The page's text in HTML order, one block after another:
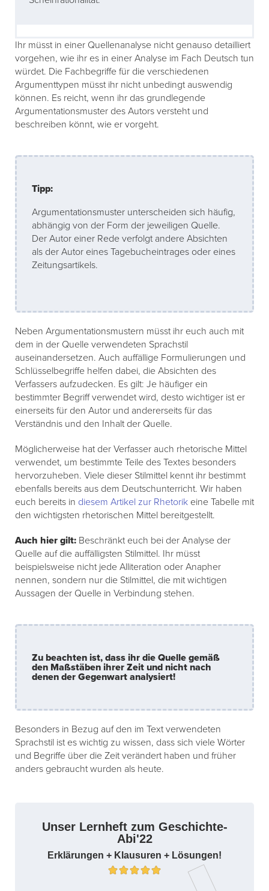
Ihr müsst in einer Quellenanalyse nicht genauso detailliert
vorgehen, wie ihr es in einer Analyse im Fach Deutsch tun
würdet. Die Fachbegriffe für die verschiedenen
Argumenttypen müsst ihr nicht unbedingt auswendig
können. Es reicht, wenn ihr das grundlegende
Argumentationsmuster des Autors versteht und
beschreiben könnt, wie er vorgeht.
Tipp:
Argumentationsmuster unterscheiden sich häufig,
abhängig von der Form der jeweiligen Quelle.
Der Autor einer Rede verfolgt andere Absichten
als der Autor eines Tagebucheintrages oder eines
Zeitungsartikels.
Neben Argumentationsmustern müsst ihr euch auch mit
dem in der Quelle verwendeten Sprachstil
auseinandersetzen. Auch auffällige Formulierungen und
Schlüsselbegriffe helfen dabei, die Absichten des
Verfassers aufzudecken. Es gilt: Je häufiger ein
bestimmter Begriff verwendet wird, desto wichtiger ist er
einerseits für den Autor und andererseits für das
Verständnis und den Inhalt der Quelle.
Möglicherweise hat der Verfasser auch rhetorische Mittel
verwendet, um bestimmte Teile des Textes besonders
hervorzuheben. Viele dieser Stilmittel kennt ihr bestimmt
ebenfalls bereits aus dem Deutschunterricht. Wir haben
euch bereits in diesem Artikel zur Rhetorik eine Tabelle mit
den wichtigsten rhetorischen Mittel bereitgestellt.
Auch hier gilt: Beschränkt euch bei der Analyse der
Quelle auf die auffälligsten Stilmittel. Ihr müsst
beispielsweise nicht jede Alliteration oder Anapher
nennen, sondern nur die Stilmittel, die mit wichtigen
Aussagen der Quelle in Verbindung stehen.
Zu beachten ist, dass ihr die Quelle gemäß
den Maßstäben ihrer Zeit und nicht nach
denen der Gegenwart analysiert!
Besonders in Bezug auf den im Text verwendeten
Sprachstil ist es wichtig zu wissen, dass sich viele Wörter
und Begriffe über die Zeit verändert haben und früher
anders gebraucht wurden als heute.
Unser Lernheft zum Geschichte-
Abi'22
Erklärungen + Klausuren + Lösungen!